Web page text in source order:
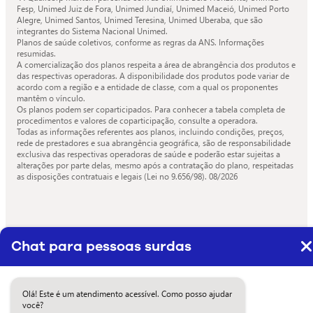
Fesp, Unimed Juiz de Fora, Unimed Jundiaí, Unimed Maceió, Unimed Porto
Alegre, Unimed Santos, Unimed Teresina, Unimed Uberaba, que são
integrantes do Sistema Nacional Unimed.
Planos de saúde coletivos, conforme as regras da ANS. Informações
resumidas.
A comercialização dos planos respeita a área de abrangência dos produtos e
das respectivas operadoras. A disponibilidade dos produtos pode variar de
acordo com a região e a entidade de classe, com a qual os proponentes
mantêm o vínculo.
Os planos podem ser coparticipados. Para conhecer a tabela completa de
procedimentos e valores de coparticipação, consulte a operadora.
Todas as informações referentes aos planos, incluindo condições, preços,
rede de prestadores e sua abrangência geográfica, são de responsabilidade
exclusiva das respectivas operadoras de saúde e poderão estar sujeitas a
alterações por parte delas, mesmo após a contratação do plano, respeitadas
as disposições contratuais e legais (Lei no 9.656/98). 08/2026
Chat para pessoas surdas
Olá! Este é um atendimento acessível. Como posso ajudar
você?